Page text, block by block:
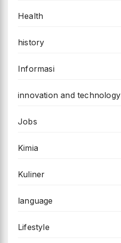
Health
history
Informasi
innovation and technology
Jobs
Kimia
Kuliner
language
Lifestyle